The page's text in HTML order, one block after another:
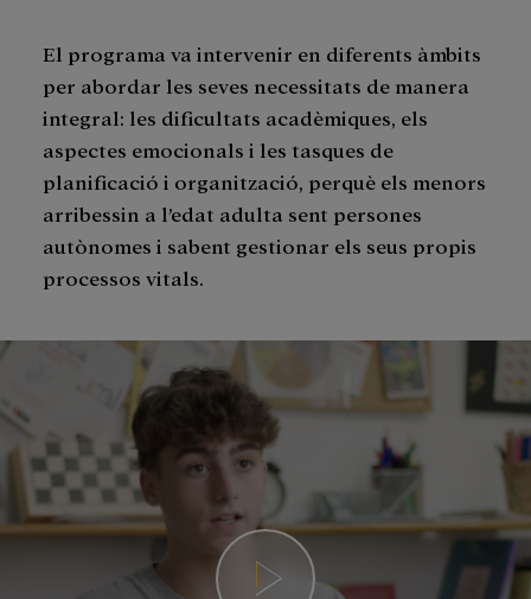
El programa va intervenir en diferents àmbits
per abordar les seves necessitats de manera
integral: les dificultats acadèmiques, els
aspectes emocionals i les tasques de
planificació i organització, perquè els menors
arribessin a l’edat adulta sent persones
autònomes i sabent gestionar els seus propis
processos vitals.